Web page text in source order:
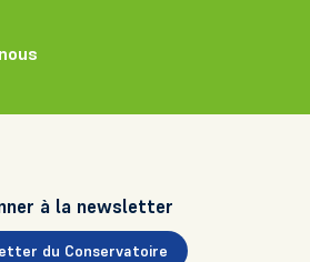
à la newsletter
du Conservatoire